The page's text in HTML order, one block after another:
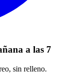
a las 7
sin relleno.